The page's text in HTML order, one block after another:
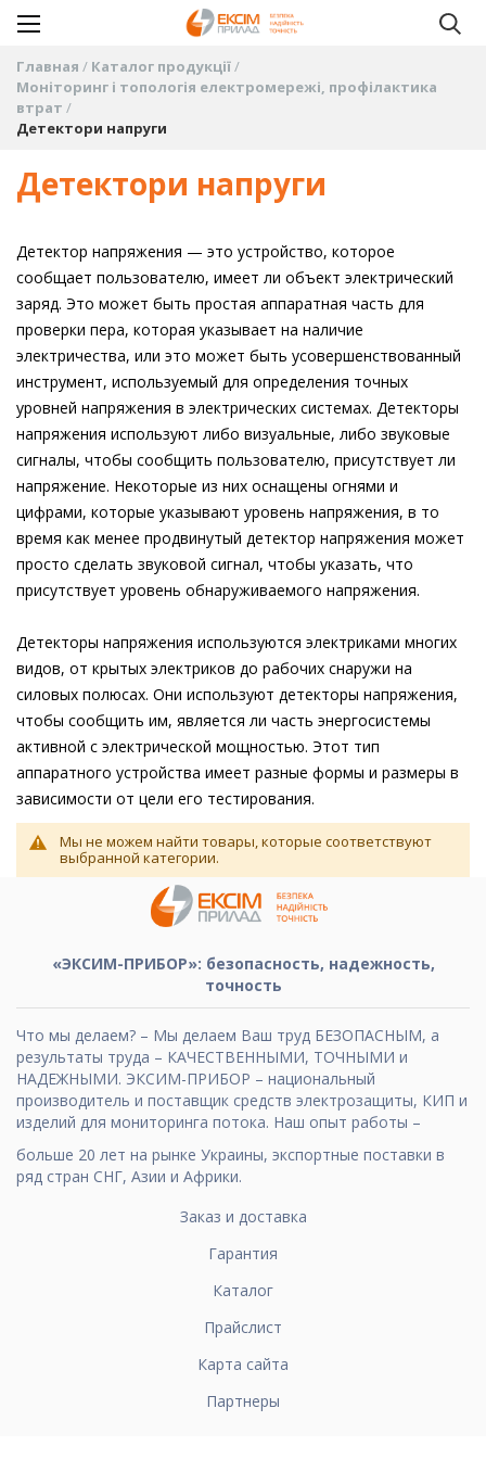
Главная
Каталог продукції
Моніторинг і топологія електромережі, профілактика
втрат
Детектори напруги
Детектори напруги
Детектор напряжения — это устройство, которое
сообщает пользователю, имеет ли объект электрический
заряд. Это может быть простая аппаратная часть для
проверки пера, которая указывает на наличие
электричества, или это может быть усовершенствованный
инструмент, используемый для определения точных
уровней напряжения в электрических системах. Детекторы
напряжения используют либо визуальные, либо звуковые
сигналы, чтобы сообщить пользователю, присутствует ли
напряжение. Некоторые из них оснащены огнями и
цифрами, которые указывают уровень напряжения, в то
время как менее продвинутый детектор напряжения может
просто сделать звуковой сигнал, чтобы указать, что
присутствует уровень обнаруживаемого напряжения.
Детекторы напряжения используются электриками многих
видов, от крытых электриков до рабочих снаружи на
силовых полюсах. Они используют детекторы напряжения,
чтобы сообщить им, является ли часть энергосистемы
активной с электрической мощностью. Этот тип
аппаратного устройства имеет разные формы и размеры в
зависимости от цели его тестирования.
Мы не можем найти товары, которые соответствуют
выбранной категории.
«ЭКСИМ-ПРИБОР»: безопасность, надежность,
точность
Что мы делаем? – Мы делаем Ваш труд БЕЗОПАСНЫМ, а
результаты труда – КАЧЕСТВЕННЫМИ, ТОЧНЫМИ и
НАДЕЖНЫМИ. ЭКСИМ-ПРИБОР – национальный
производитель и поставщик средств электрозащиты, КИП и
изделий для мониторинга потока. Наш опыт работы –
больше 20 лет на рынке Украины, экспортные поставки в
ряд стран СНГ, Азии и Африки.
Заказ и доставка
Гарантия
Каталог
Прайслист
Карта сайта
Партнеры